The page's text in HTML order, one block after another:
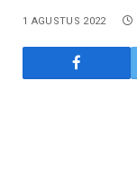
1 AGUSTUS 2022